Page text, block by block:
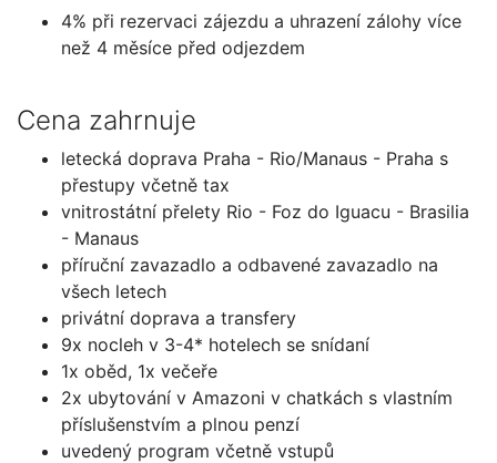
4% při rezervaci zájezdu a uhrazení zálohy více
než 4 měsíce před odjezdem
Cena zahrnuje
letecká doprava Praha - Rio/Manaus - Praha s
přestupy včetně tax
vnitrostátní přelety Rio - Foz do Iguacu - Brasilia
- Manaus
příruční zavazadlo a odbavené zavazadlo na
všech letech
privátní doprava a transfery
9x nocleh v 3-4* hotelech se snídaní
1x oběd, 1x večeře
2x ubytování v Amazoni v chatkách s vlastním
příslušenstvím a plnou penzí
uvedený program včetně vstupů